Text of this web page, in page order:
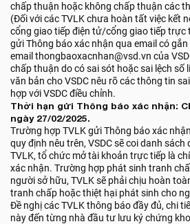
chấp thuận hoặc không chấp thuận các
(Đối với các TVLK chưa hoàn tất việc kết
cổng giao tiếp điện tử/cổng giao tiếp trực
gửi Thông báo xác nhận qua email có
email thongbaoxacnhan@vsd.vn của
chấp thuận do có sai sót hoặc sai lệch số
văn bản cho VSDC nêu rõ các thông tin
hợp với VSDC điều chỉnh.
Thời hạn gửi Thông báo xác nhận:
ngày 27/02/2025.
Trường hợp TVLK gửi Thông báo xác
quy định nêu trên, VSDC sẽ coi danh sách
TVLK, tổ chức mở tài khoản trực tiếp là
xác nhận. Trường hợp phát sinh tranh
người sở hữu, TVLK sẽ phải chịu hoàn
tranh chấp hoặc thiệt hại phát sinh cho
Đề nghị các TVLK thông báo đầy đủ, chi
này đến từng nhà đầu tư lưu ký chứng